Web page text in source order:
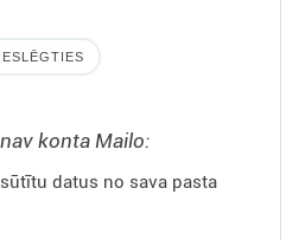
konta Mailo:
datus no sava pasta